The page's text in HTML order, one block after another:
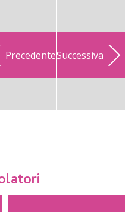
PrecedenteSuccessiva